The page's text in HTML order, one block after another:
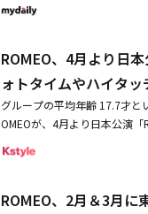
E X 101」にキム・ウソク、
行い、多方面で活動していま
ATCH」を通じて、WINNER
を記録していますが、特に「
な話題を集めました。韓国デ
ティングを開催。パフォーマ
デビュー後わずか数ヶ月で
出演。イェビンはデビューメ
で写真を頼む人が増え、温か
食店でサービスも渡してこよ
親がすごく喜んでいて嬉しく
を見たら出演して本当に良か
通じて新しい道を開いたユン
しばらく中断されている状態
お見せしたかったですし、『
が出来かねます為、連番を
2019年08月21日（水）12：
ンダムで抽選いたします。先
う連番にいたします。・お座
イブ特典】＊フォトタイム＊
込）＊団体撮影会 1.500円（
別）2,000円（税込）＊15秒
必要）※お並びの際にカメラ
とになりました。僕も急に入
ーたちのことをよろしくお願
Oのメンバーたちに対する話
ンサート「ROMEO 2019 LIVE
EVER LAND」を開催決定！
ROMEO、4月より日
ォトタイムやハイタッ
グループの平均年齢 17.7才と
OMEOが、4月より日本公演「
OMEO 2019 LIVE -NEVER
2019年4月16日（火） 1部 開
ROMEO、2月＆3月